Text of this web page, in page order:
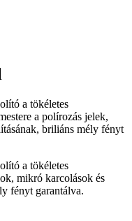
a tökéletes
a polírozás jelek,
briliáns mély fényt
a tökéletes
mikró karcolások és
fényt garantálva.